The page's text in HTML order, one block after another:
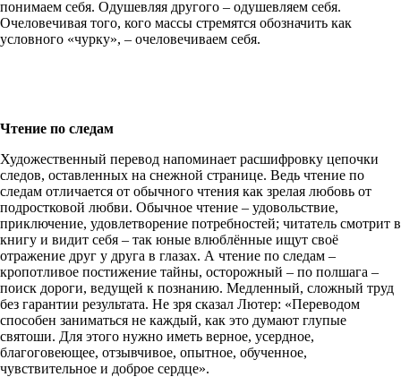
понимаем себя. Одушевляя другого – одушевляем себя.
Очеловечивая того, кого массы стремятся обозначить как
условного «чурку», – очеловечиваем себя.
Чтение по следам
Художественный перевод напоминает расшифровку цепочки
следов, оставленных на снежной странице. Ведь чтение по
следам отличается от обычного чтения как зрелая любовь от
подростковой любви. Обычное чтение – удовольствие,
приключение, удовлетворение потребностей; читатель смотрит в
книгу и видит себя – так юные влюблённые ищут своё
отражение друг у друга в глазах. А чтение по следам –
кропотливое постижение тайны, осторожный – по полшага –
поиск дороги, ведущей к познанию. Медленный, сложный труд
без гарантии результата. Не зря сказал Лютер: «Переводом
способен заниматься не каждый, как это думают глупые
святоши. Для этого нужно иметь верное, усердное,
благоговеющее, отзывчивое, опытное, обученное,
чувствительное и доброе сердце».